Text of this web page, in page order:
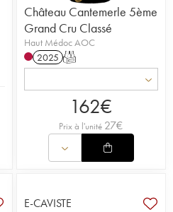
Château Cantemerle 5ème
Grand Cru Classé
Haut Médoc AOC
2025 T
162€
Prix à l'unité 27€
E-CAVISTE